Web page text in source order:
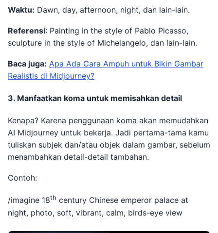
Waktu: Dawn, day, afternoon, night, dan lain-lain.
Referensi: Painting in the style of Pablo Picasso,
sculpture in the style of Michelangelo, dan lain-lain.
Baca juga: Apa Ada Cara Ampuh untuk Bikin Gambar
Realistis di Midjourney?
3. Manfaatkan koma untuk memisahkan detail
Kenapa? Karena penggunaan koma akan memudahkan
AI Midjourney untuk bekerja. Jadi pertama-tama kamu
tuliskan subjek dan/atau objek dalam gambar, sebelum
menambahkan detail-detail tambahan.
Contoh:
/imagine 18th century Chinese emperor palace at
night, photo, soft, vibrant, calm, birds-eye view